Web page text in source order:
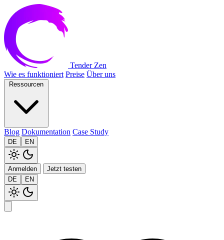
Tender Zen
Wie es funktioniert Preise Über uns
Blog Dokumentation Case Study
DE EN
Anmelden
Jetzt testen
DE
EN